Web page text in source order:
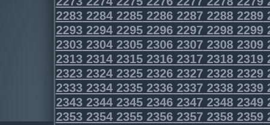
2283228422852286228722882289
2293229422952296229722982299
2303230423052306230723082309
2313231423152316231723182319
2323232423252326232723282329
2333233423352336233723382339
2343234423452346234723482349
2353235423552356235723582359